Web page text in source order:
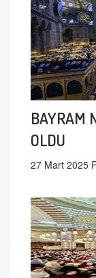
BAYRAM
OLDU
27 Mart 2025